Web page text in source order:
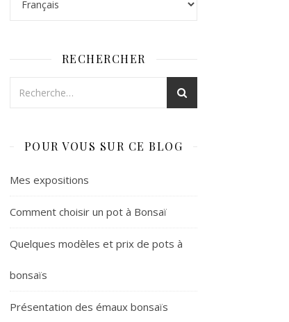
RECHERCHER
POUR VOUS SUR CE BLOG
Mes expositions
Comment choisir un pot à Bonsaï
Quelques modèles et prix de pots à
bonsaïs
Présentation des émaux bonsaïs